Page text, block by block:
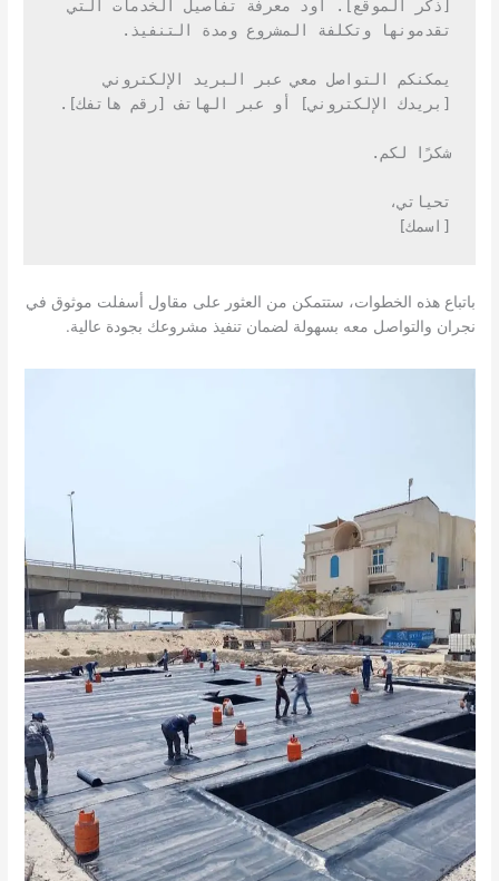
[ذكر الموقع]. أود معرفة تفاصيل الخدمات التي
تقدمونها وتكلفة المشروع ومدة التنفيذ.
يمكنكم التواصل معي عبر البريد الإلكتروني
[بريدك الإلكتروني] أو عبر الهاتف [رقم هاتفك].
شكرًا لكم.
تحياتي،
[اسمك]
باتباع هذه الخطوات، ستتمكن من العثور على مقاول أسفلت موثوق في
نجران والتواصل معه بسهولة لضمان تنفيذ مشروعك بجودة عالية.